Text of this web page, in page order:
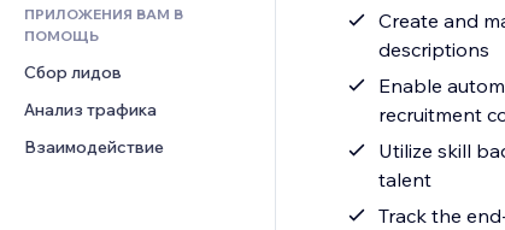
Погода
Графики и таблицы
Управление отношениями с
клиентом (CRM)
ПРИЛОЖЕНИЯ ВАМ В
ПОМОЩЬ
Сбор лидов
Анализ трафика
Взаимодействие
Create and
descriptions
Enable
recruitment
Utilize skill
talent
Track the